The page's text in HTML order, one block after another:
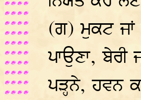
(ਗ) ਮੁਕਟ ਜਾਂ
ਪਾਉਣਾ, ਬੇਰੀ
ਪੜ੍ਹਨੇ, ਹਵਨ